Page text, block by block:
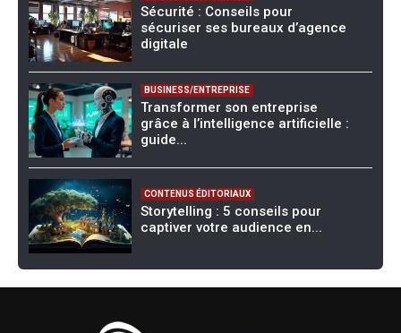
Sécurité : Conseils pour
sécuriser ses bureaux d’agence
digitale
BUSINESS/ENTREPRISE
Transformer son entreprise
grâce à l’intelligence artificielle :
guide...
CONTENUS ÉDITORIAUX
Storytelling : 5 conseils pour
captiver votre audience en...